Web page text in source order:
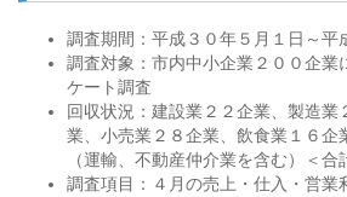
調査期間：平成３０年５月１日～平
調査対象：市内中小企業２００企業
ケート調査
回収状況：建設業２２企業、製造業
業、小売業２８企業、飲食業１６企
（運輸、不動産仲介業を含む）＜合
調査項目：４月の売上・仕入・営業